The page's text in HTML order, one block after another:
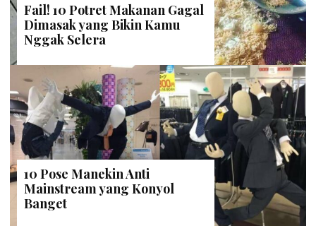
Fail! 10 Potret Makanan Gagal
Dimasak yang Bikin Kamu
Nggak Selera
10 Pose Manekin Anti
Mainstream yang Konyol
Banget